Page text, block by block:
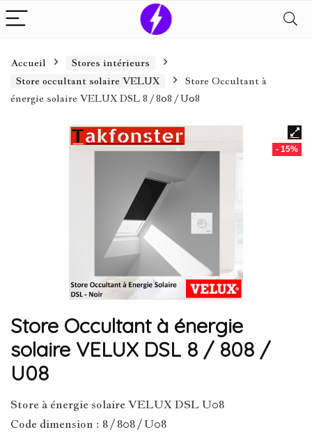
Accueil
Stores intérieurs
Store occultant solaire VELUX
Store Occultant à
énergie solaire VELUX DSL 8 / 808 / U08
- 15%
Store Occultant à énergie
solaire VELUX DSL 8 / 808 /
U08
Store à énergie solaire VELUX DSL U08
Code dimension : 8 / 808 / U08